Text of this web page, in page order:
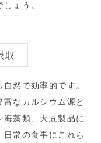
ょう。
取
然で効率的です。
なカルシウム源と
海藻類、大豆製品に
常の食事にこれら